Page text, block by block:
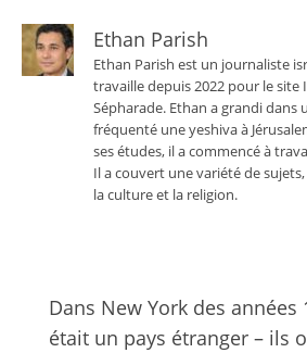
Ethan Parish
Ethan Parish est un journaliste
travaille depuis 2022 pour le
Sépharade. Ethan a grandi dans
fréquenté une yeshiva à
ses études, il a commencé à
Il a couvert une variété de
la culture et la religion.
Dans New York des années
était un pays étranger – ils